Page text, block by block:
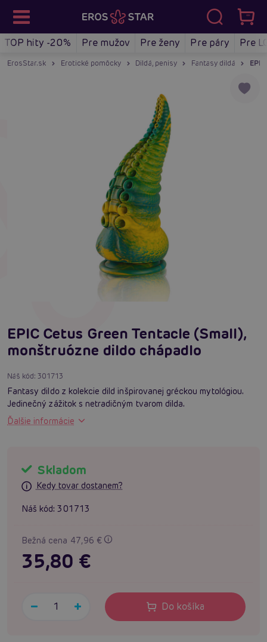
TOP hity -20% Pre mužov Pre ženy Pre páry Pre
ErosStar.sk Erotické pomôcky Dildá, penisy Fantasy dildá
EPIC Cetus Green Tentacle (Small),
monštruózne dildo chápadlo
Náš kód:301713
Fantasy dildo z kolekcie dild inšpirovanej gréckou mytológiou.
Jedinečný zážitok s netradičným tvarom dilda.
Ďalšie informácie
Skladom
Kedy tovar dostanem?
Náš kód: 301713
Bežná cena 47,96 €
35,80 €
Do košíka